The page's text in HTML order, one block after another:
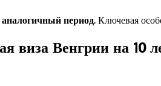
аналогичный период. Ключевая
виза Венгрии на 10